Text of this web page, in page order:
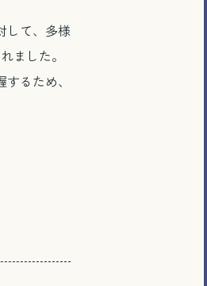
して、多様
ました。
るため、